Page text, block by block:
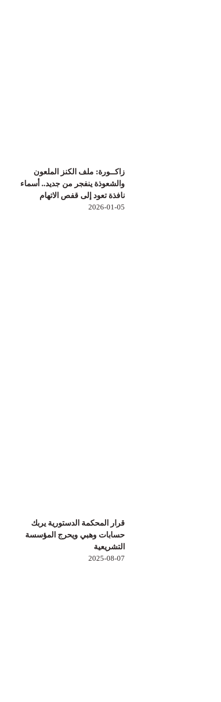
زاكــورة: ملف الكنز الملعون
والشعوذة ينفجر من جديد.. أسماء
نافذة تعود إلى قفص الاتهام
2026-01-05
قرار المحكمة الدستورية يربك
حسابات وهبي ويحرج المؤسسة
التشريعية
2025-08-07